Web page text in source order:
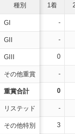
種別
GI
GII
GIII
その他重賞
重賞合計
リステッド
その他特別
1着
-
-
0
-
0
-
3